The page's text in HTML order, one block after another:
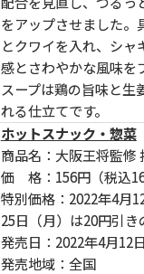
をアップさせました。
とクワイを入れ、シャ
感とさわやかな風味を
スープは鶏の旨味と生
れる仕立てです。
ホットスナック・惣菜
商品名：大阪王将監修
価 格：156円（税込
特別価格：2022年4月
25日（月）は20円引き
発売日：2022年4月12日
発売地域：全国